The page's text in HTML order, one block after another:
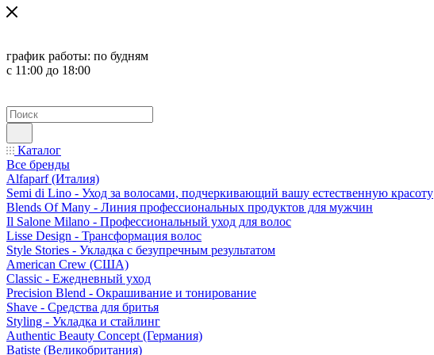
график работы: по будням
с 11:00 до 18:00
Каталог
Все бренды
Alfaparf (Италия)
Semi di Lino - Уход за волосами, подчеркивающий вашу естественную красоту
Blends Of Many - Линия профессиональных продуктов для мужчин
Il Salone Milano - Профессиональный уход для волос
Lisse Design - Трансформация волос
Style Stories - Укладка с безупречным результатом
American Crew (США)
Classic - Ежедневный уход
Precision Blend - Окрашивание и тонирование
Shave - Средства для бритья
Styling - Укладка и стайлинг
Authentic Beauty Concept (Германия)
Batiste (Великобритания)